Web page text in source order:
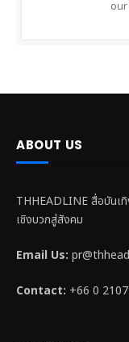
our
ABOUT US
THHEADLINE สื่อบันเ
เชิงบวกสู่สังคม
Email Us:
Contact: +66 0